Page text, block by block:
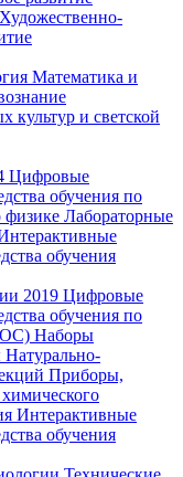
Художественно-
Математика и
культур и светской
Цифровые
обучения по
Лабораторные
обучения
2019 Цифровые
обучения по
Наборы
Натурально-
Приборы,
Интерактивные
обучения